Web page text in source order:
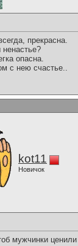
прекрасна.
ненастье?
опасна.
с нею счастье..
kot11
Новичок
мужчинки